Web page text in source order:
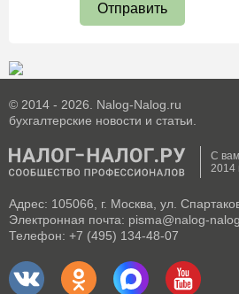
Отправить
© 2014 - 2026. Nalog-Nalog.ru
бухгалтерские новости и статьи.
С
2014
Адрес: 105066, г. Москва, ул.
Электронная почта: pisma@nalog-
Телефон: +7 (495) 134-48-07